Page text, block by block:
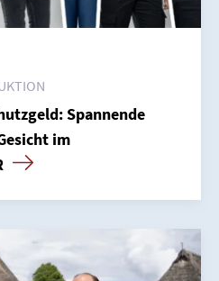
Spannende
im